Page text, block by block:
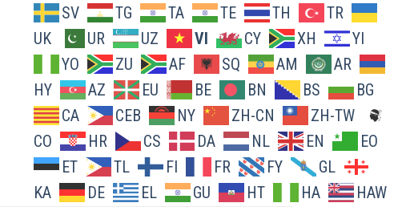
SV
TG TA TE TH
TR
UK
UR UZ VI CY XH
YI
YO
ZU AF SQ AM
AR
HY
AZ EU BE BN BS
BG
CA
CEB NY ZH-CN
ZH-TW
CO
HR CS DA NL EN
EO
ET
TL FI FR FY
GL
KA
DE EL GU HT HA
HAW